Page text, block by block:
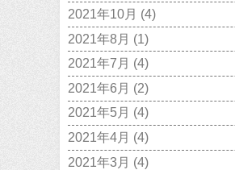
2021年10月 (4)
2021年8月 (1)
2021年7月 (4)
2021年6月 (2)
2021年5月 (4)
2021年4月 (4)
2021年3月 (4)